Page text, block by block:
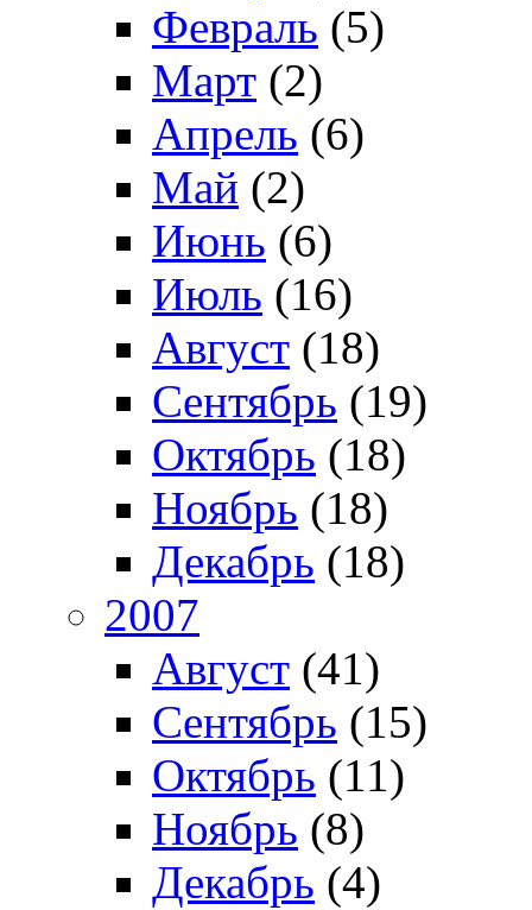
Февраль (5)
Март (2)
Апрель (6)
Май (2)
Июнь (6)
Июль (16)
Август (18)
Сентябрь (19)
Октябрь (18)
Ноябрь (18)
Декабрь (18)
2007
Август (41)
Сентябрь (15)
Октябрь (11)
Ноябрь (8)
Декабрь (4)